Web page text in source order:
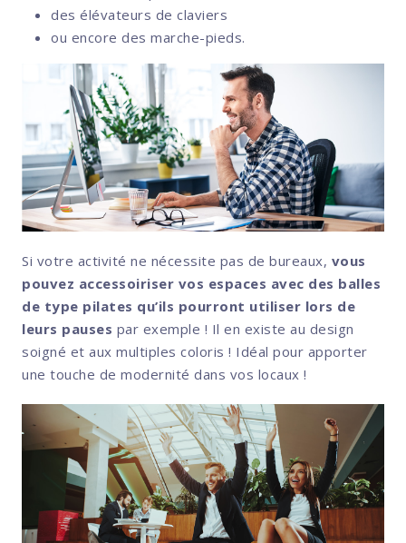
des élévateurs de claviers
ou encore des marche-pieds.
Si votre activité ne nécessite pas de bureaux, vous
pouvez accessoiriser vos espaces avec des balles
de type pilates qu’ils pourront utiliser lors de
leurs pauses par exemple ! Il en existe au design
soigné et aux multiples coloris ! Idéal pour apporter
une touche de modernité dans vos locaux !